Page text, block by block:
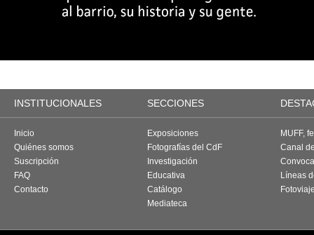
INSTITUCIONALES SECCIONES
Inicio
Quiénes somos
Suscripción
FAQ
Contacto
Exposiciones
Fotografías del CdF
Investigación
Educativa
Catálogo
Mediateca
MUFF,
Canal
Líneas